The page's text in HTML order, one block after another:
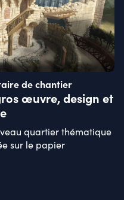
de chantier
œuvre, design et
quartier thématique
sur le papier